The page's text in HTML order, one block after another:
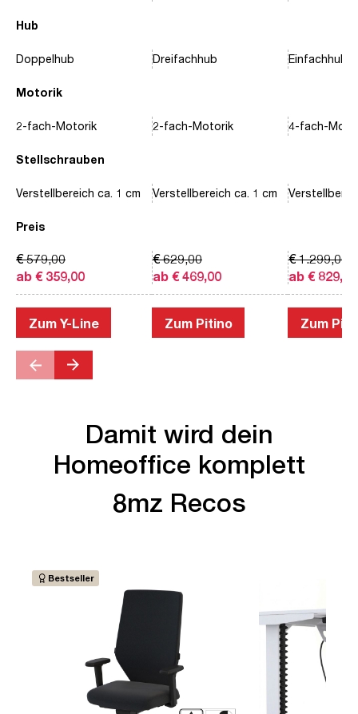
Hub
Motorik
Stellschrauben
Preis
Doppelhub
2-fach-Motorik
Verstellbereich ca. 1 cm
ab € 359,00
€ 579,00
Zum Y-Line
Dreifachhub
2-fach-Motorik
Verstellbereich ca. 1 cm
ab € 469,00
€ 629,00
Zum Pitino
Einfachhub
4-fach-
ab € 829,00
€ 1.299,00
Zum
Damit wird dein
Homeoffice komplett
8mz Recos
Bestseller